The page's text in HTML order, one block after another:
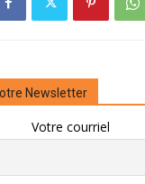
Newsletter
Votre courriel